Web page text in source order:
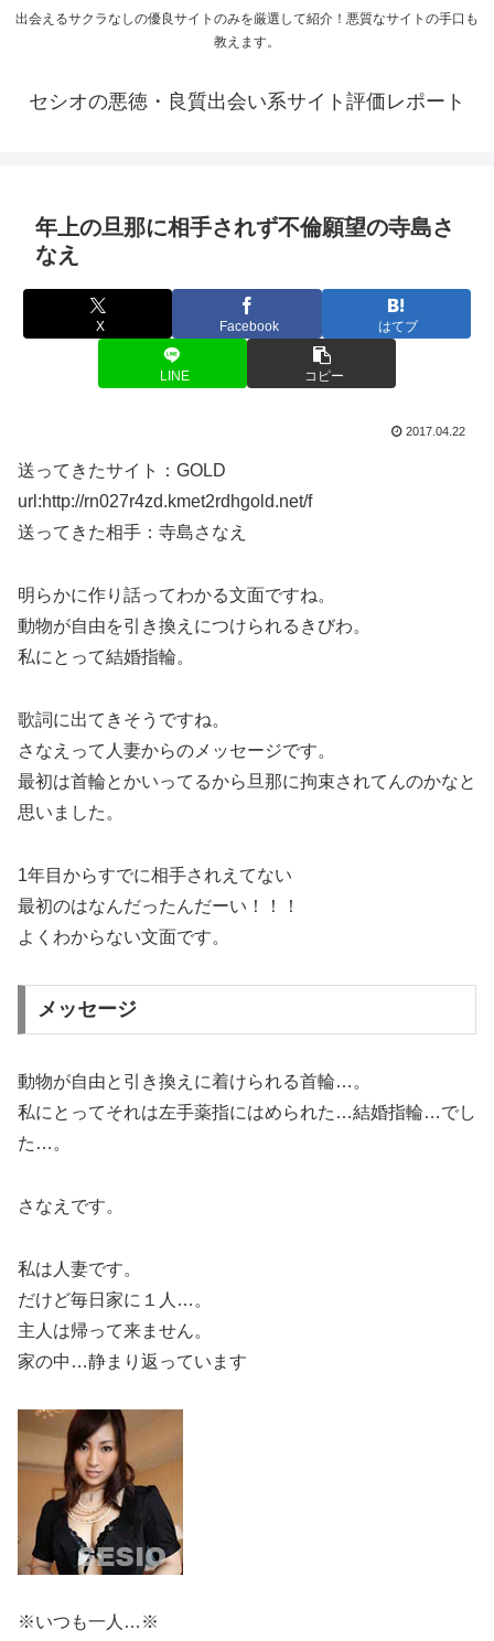
出会えるサクラなしの優良サイトのみを厳選して紹介！悪質なサイトの手口も
教えます。
セシオの悪徳・良質出会い系サイト評価レポート
年上の旦那に相手されず不倫願望の寺島さ
なえ
X Facebook はてブ
LINE コピー
2017.04.22
送ってきたサイト：GOLD
url:http://rn027r4zd.kmet2rdhgold.net/f
送ってきた相手：寺島さなえ
明らかに作り話ってわかる文面ですね。
動物が自由を引き換えにつけられるきびわ。
私にとって結婚指輪。
歌詞に出てきそうですね。
さなえって人妻からのメッセージです。
最初は首輪とかいってるから旦那に拘束されてんのかなと
思いました。
1年目からすでに相手されえてない
最初のはなんだったんだーい！！！
よくわからない文面です。
メッセージ
動物が自由と引き換えに着けられる首輪…。
私にとってそれは左手薬指にはめられた…結婚指輪…でし
た…。
さなえです。
私は人妻です。
だけど毎日家に１人…。
主人は帰って来ません。
家の中…静まり返っています
※いつも一人…※